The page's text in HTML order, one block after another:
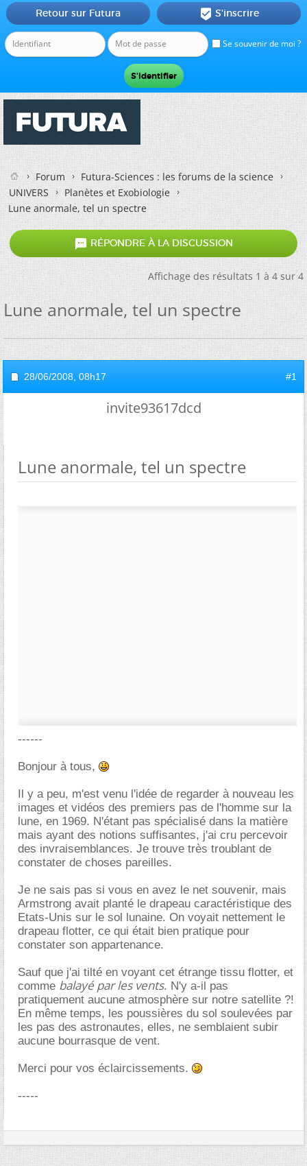
Se souvenir de moi ?
Retour sur Futura  S'inscrire
Forum
Futura-Sciences : les forums de la science
UNIVERS
Planètes et Exobiologie
Lune anormale, tel un spectre
 RÉPONDRE À LA DISCUSSION
Affichage des résultats 1 à 4 sur 4
Lune anormale, tel un spectre
28/06/2008, 08h17 #1
invite93617dcd
Lune anormale, tel un spectre
------
Bonjour à tous,
Il y a peu, m'est venu l'idée de regarder à nouveau les
images et vidéos des premiers pas de l'homme sur la
lune, en 1969. N'étant pas spécialisé dans la matière
mais ayant des notions suffisantes, j'ai cru percevoir
des invraisemblances. Je trouve très troublant de
constater de choses pareilles.
Je ne sais pas si vous en avez le net souvenir, mais
Armstrong avait planté le drapeau caractéristique des
Etats-Unis sur le sol lunaine. On voyait nettement le
drapeau flotter, ce qui était bien pratique pour
constater son appartenance.
Sauf que j'ai tilté en voyant cet étrange tissu flotter, et
comme balayé par les vents. N'y a-il pas
pratiquement aucune atmosphère sur notre satellite ?!
En même temps, les poussières du sol soulevées par
les pas des astronautes, elles, ne semblaient subir
aucune bourrasque de vent.
Merci pour vos éclaircissements.
-----